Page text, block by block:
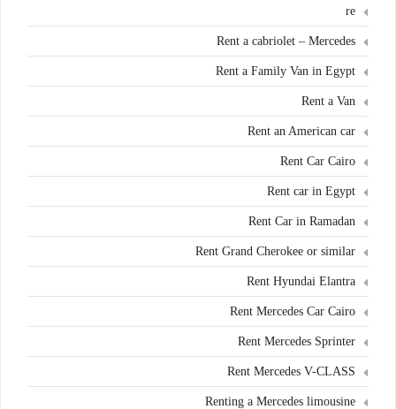
re
Rent a cabriolet – Mercedes
Rent a Family Van in Egypt
Rent a Van
Rent an American car
Rent Car Cairo
Rent car in Egypt
Rent Car in Ramadan
Rent Grand Cherokee or similar
Rent Hyundai Elantra
Rent Mercedes Car Cairo
Rent Mercedes Sprinter
Rent Mercedes V-CLASS
Renting a Mercedes limousine